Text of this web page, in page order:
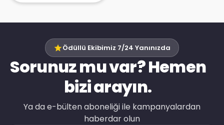
Ödüllü Ekibimiz 7/24 Yanınızda
Sorunuz mu var? Hemen
bizi arayın.
Ya da e-bülten aboneliği ile kampanyalardan
haberdar olun